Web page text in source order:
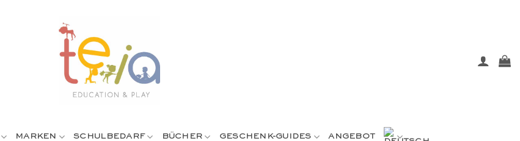
MARKEN SCHULBEDARF BÜCHER GESCHENK-GUIDES ANGEBOT